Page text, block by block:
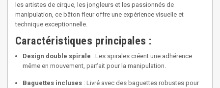
les artistes de cirque, les jongleurs et les passionnés de
manipulation, ce bâton fleur offre une expérience visuelle et
technique exceptionnelle.
Caractéristiques principales :
Design double spirale : Les spirales créent une adhérence
même en mouvement, parfait pour la manipulation.
Baguettes incluses : Livré avec des baguettes robustes pour